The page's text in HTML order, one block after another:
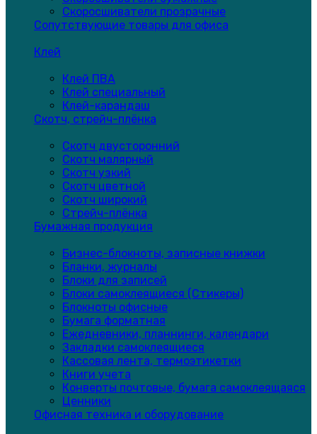
Скоросшиватели прозрачные
Сопутствующие товары для офиса
Клей
Клей ПВА
Клей специальный
Клей-карандаш
Скотч, стрейч-плёнка
Скотч двусторонний
Скотч малярный
Скотч узкий
Скотч цветной
Скотч широкий
Стрейч-плёнка
Бумажная продукция
Бизнес-блокноты, записные книжки
Бланки, журналы
Блоки для записей
Блоки самоклеящиеся (Стикеры)
Блокноты офисные
Бумага форматная
Ежедневники, планнинги, календари
Закладки самоклеящиеся
Кассовая лента, термоэтикетки
Книги учета
Конверты почтовые, бумага самоклеящаяся
Ценники
Офисная техника и оборудование